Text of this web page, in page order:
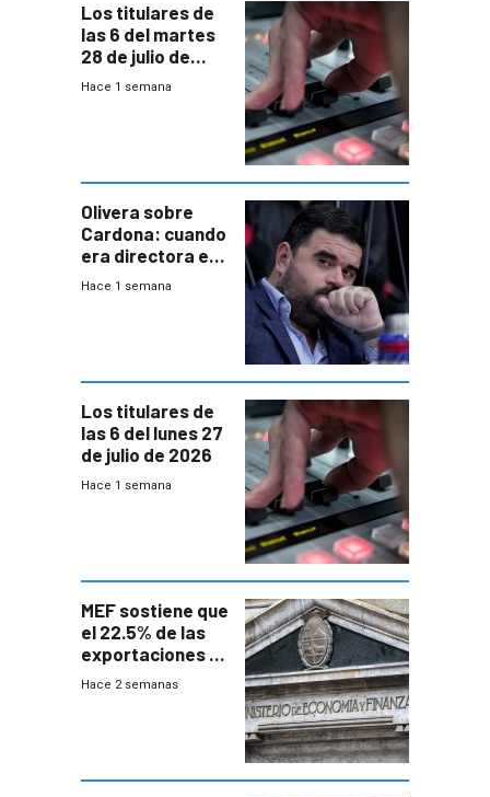
Los titulares de
las 6 del martes
28 de julio de
2026
Hace 1 semana
Olivera sobre
Cardona: cuando
era directora en
UTE “no era muy
Hace 1 semana
Los titulares de
las 6 del lunes 27
de julio de 2026
Hace 1 semana
MEF sostiene que
el 22.5% de las
exportaciones a
EE.UU se verán
Hace 2 semanas